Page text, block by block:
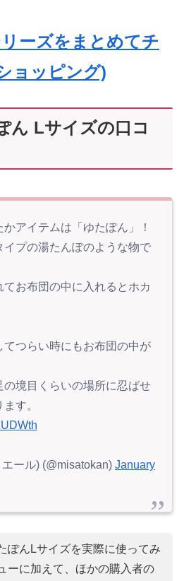
ーズをまとめてチ
ョッピング)
ん Lサイズの口コ
アイテムは「ゆたぽん」！
イプの湯たんぽのような物で
お布団の中に入れるとホカ
てつらい時にもお布団の中が
の境目くらいの場所に忍ばせ
す。
ール) (@misatokan) January
ぽんLサイズを実際に使ってみ
ーに加えて、ほかの購入者の